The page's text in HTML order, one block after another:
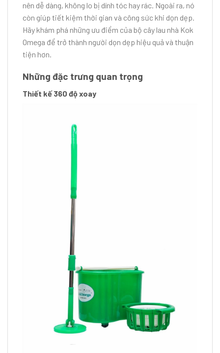
nên dễ dàng, không lo bị dính tóc hay rác. Ngoài ra, nó
còn giúp tiết kiệm thời gian và công sức khi dọn dẹp.
Hãy khám phá những ưu điểm của bộ cây lau nhà Kok
Omega để trở thành người dọn dẹp hiệu quả và thuận
tiện hơn.
Những đặc trưng quan trọng
Thiết kế 360 độ xoay